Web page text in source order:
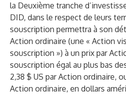
la Deuxième tranche
DID, dans le respect de leurs
souscription permettra à son
Action ordinaire (une « Action
souscription ») à un prix par
souscription égal au plus bas
2,38 $ US par Action ordinaire,
Action ordinaire, en dollars